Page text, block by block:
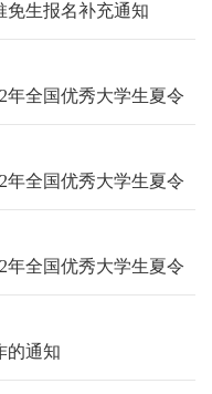
免生报名补充通知
年全国优秀大学生夏令
专业）
年全国优秀大学生夏令
地理学（环境地理
年全国优秀大学生夏令
的通知